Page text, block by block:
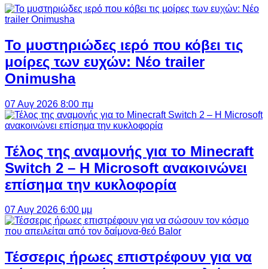
Το μυστηριώδες ιερό που κόβει τις
μοίρες των ευχών: Νέο trailer
Onimusha
07 Αυγ 2026 8:00 πμ
Τέλος της αναμονής για το Minecraft
Switch 2 – Η Microsoft ανακοινώνει
επίσημα την κυκλοφορία
07 Αυγ 2026 6:00 μμ
Τέσσερις ήρωες επιστρέφουν για να